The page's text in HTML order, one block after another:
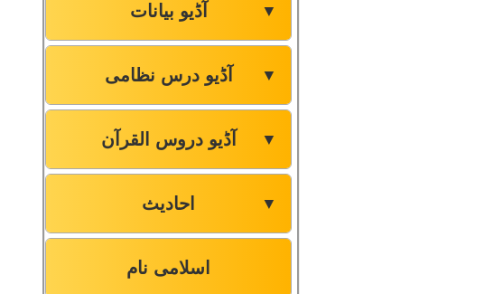
آڈیو بیانات ▼
آڈیو درس نظامی ▼
آڈیو دروس القرآن ▼
احادیث ▼
اسلامی نام